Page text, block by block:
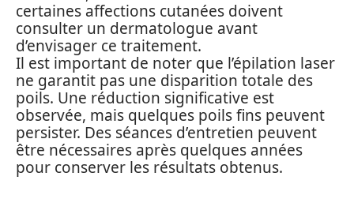
certaines affections cutanées doivent
consulter un dermatologue avant
d’envisager ce traitement.
Il est important de noter que l’épilation laser
ne garantit pas une disparition totale des
poils. Une réduction significative est
observée, mais quelques poils fins peuvent
persister. Des séances d’entretien peuvent
être nécessaires après quelques années
pour conserver les résultats obtenus.